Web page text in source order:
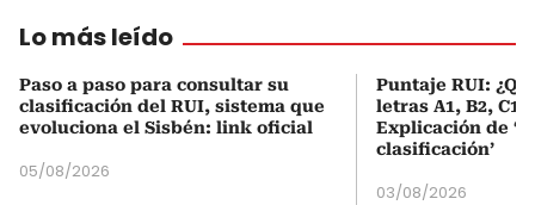
Lo más leído
Paso a paso para consultar su
clasificación del RUI, sistema que
evoluciona el Sisbén: link oficial
05/08/2026
Puntaje RUI:
letras A1, B2, C1
Explicación de
clasificación’
03/08/2026